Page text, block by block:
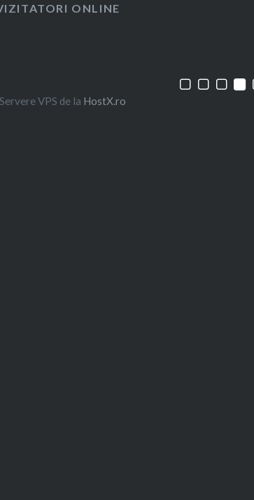
ONLINE
Servere VPS de la HostX.ro